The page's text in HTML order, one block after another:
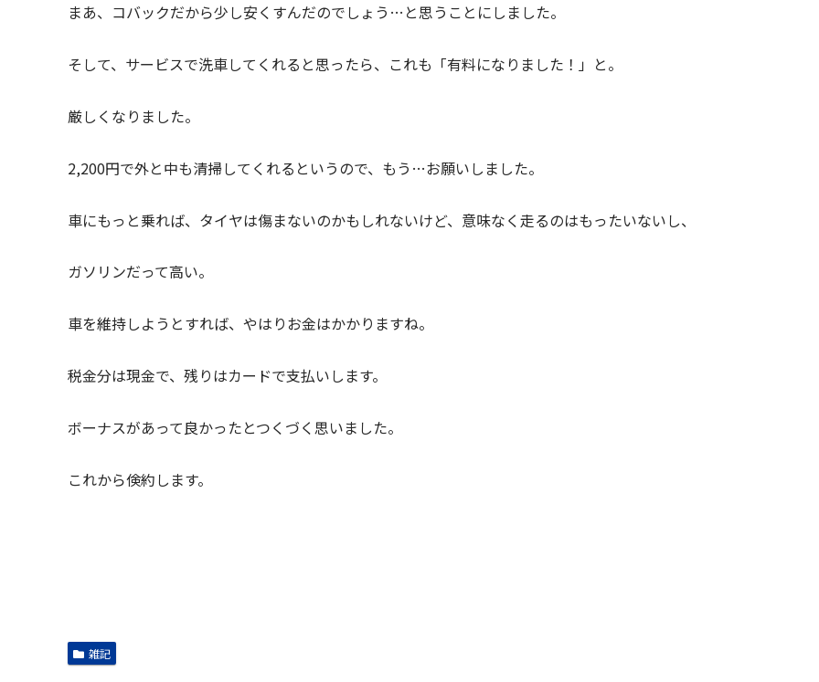
まあ、コバックだから少し安くすんだのでしょう…と思うことにしました。
そして、サービスで洗車してくれると思ったら、これも「有料になりました！」と。
厳しくなりました。
2,200円で外と中も清掃してくれるというので、もう…お願いしました。
車にもっと乗れば、タイヤは傷まないのかもしれないけど、意味なく走るのはもったいないし、
ガソリンだって高い。
車を維持しようとすれば、やはりお金はかかりますね。
税金分は現金で、残りはカードで支払いします。
ボーナスがあって良かったとつくづく思いました。
これから倹約します。
雑記